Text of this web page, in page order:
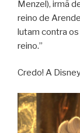
Menzel), irmã
reino de
lutam contra
reino.”
Credo! A